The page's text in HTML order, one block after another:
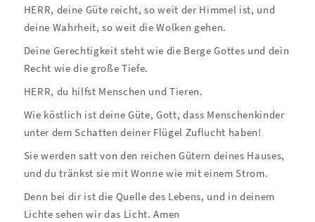
HERR, deine Güte reicht, so weit der Himmel ist, und
deine Wahrheit, so weit die Wolken gehen.
Deine Gerechtigkeit steht wie die Berge Gottes und dein
Recht wie die große Tiefe.
HERR, du hilfst Menschen und Tieren.
Wie köstlich ist deine Güte, Gott, dass Menschenkinder
unter dem Schatten deiner Flügel Zuflucht haben!
Sie werden satt von den reichen Gütern deines Hauses,
und du tränkst sie mit Wonne wie mit einem Strom.
Denn bei dir ist die Quelle des Lebens, und in deinem
Lichte sehen wir das Licht. Amen